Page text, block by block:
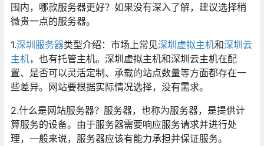
围内，哪款服务器更好？如果没有深入了解，建议选择稍
微贵一点的服务器。
1.深圳服务器类型介绍：市场上常见深圳虚拟主机和深圳云
主机，也有托管主机。深圳虚拟主机和深圳云主机在配
置、是否可以灵活定制、承载的站点数量等方面都存在一
些差异。网站要根据实际情况选择，没有需求。
2.什么是网站服务器？服务器，也称为服务器，是提供计
算服务的设备。由于服务器需要响应服务请求并进行处
理，一般来说，服务器应该有能力承担并保证服务。